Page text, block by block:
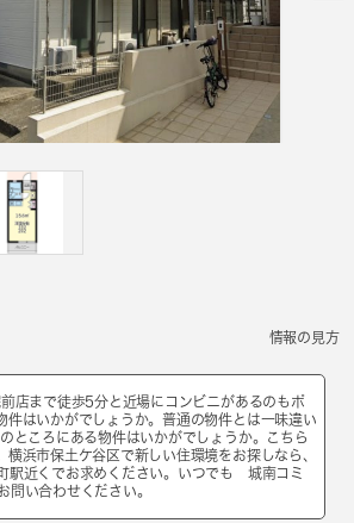
情報の見方
店まで徒歩5分と近場にコンビニがあるのもポ
件はいかがでしょうか。普通の物件とは一味違い
ところにある物件はいかがでしょうか。こちら
横浜市保土ケ谷区で新しい住環境をお探しなら、
駅近くでお求めください。いつでも 城南コミ
問い合わせください。